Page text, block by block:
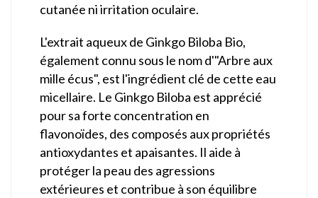
cutanée ni irritation oculaire.
L'extrait aqueux de Ginkgo Biloba Bio,
également connu sous le nom d'"Arbre aux
mille écus", est l'ingrédient clé de cette eau
micellaire. Le Ginkgo Biloba est apprécié
pour sa forte concentration en
flavonoïdes, des composés aux propriétés
antioxydantes et apaisantes. Il aide à
protéger la peau des agressions
extérieures et contribue à son équilibre